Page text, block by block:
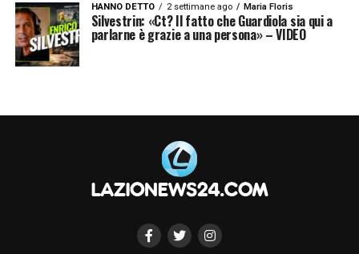
HANNO DETTO 2 settimane ago Maria Floris
Silvestrin: «Ct? Il fatto che Guardiola sia qui a
parlarne è grazie a una persona» – VIDEO